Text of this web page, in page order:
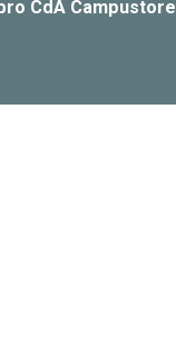
CdA Campustore